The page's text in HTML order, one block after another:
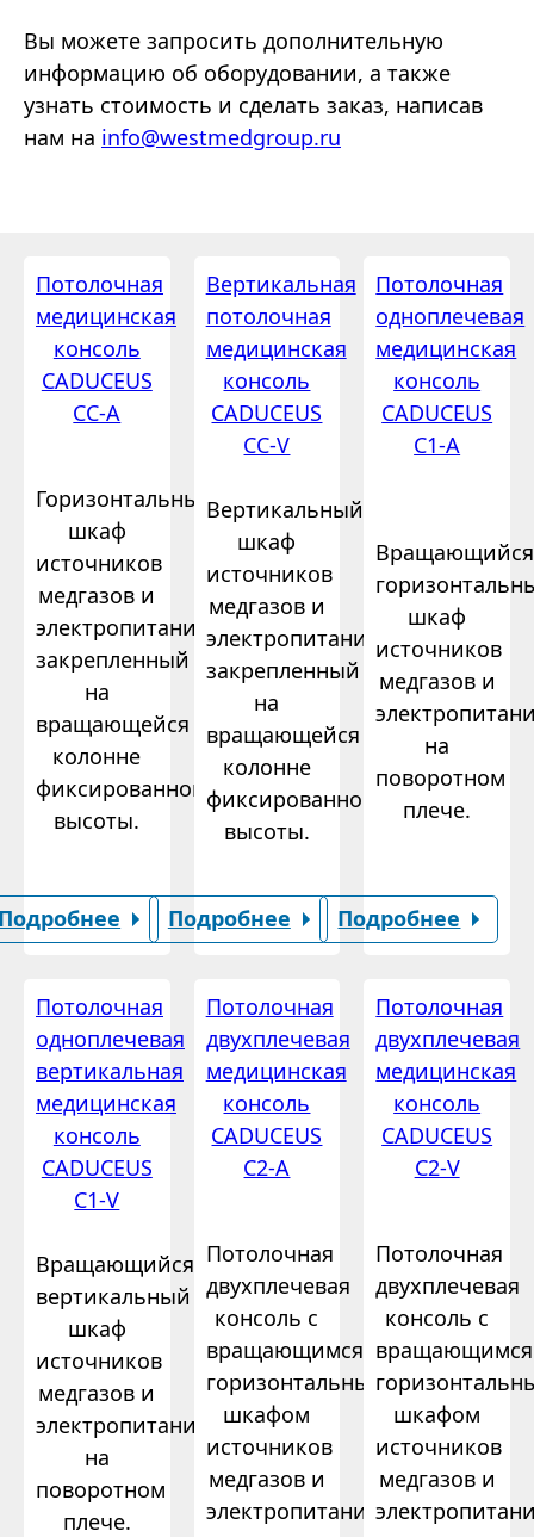
Вы можете запросить дополнительную
информацию об оборудовании, а также
узнать стоимость и сделать заказ, написав
нам на info@westmedgroup.ru
Потолочная
медицинская
консоль
CADUCEUS
CC-A
Горизонтальный
шкаф
источников
медгазов и
электропитания,
закрепленный
на
вращающейся
колонне
фиксированной
высоты.
Вертикальная
потолочная
медицинская
консоль
CADUCEUS
CC-V
Вертикальный
шкаф
источников
медгазов и
электропитания,
закрепленный
на
вращающейся
колонне
фиксированной
высоты.
Подробнее
Потолочная
одноплечевая
медицинская
консоль
CADUCEUS
C1-A
Вращающийся
шкаф
источников
медгазов и
на
поворотном
плече.
Подробнее
Потолочная
одноплечевая
вертикальная
медицинская
консоль
CADUCEUS
C1-V
Вращающийся
вертикальный
шкаф
источников
медгазов и
электропитания
на
поворотном
плече.
Потолочная
двухплечевая
медицинская
консоль
CADUCEUS
C2-A
Потолочная
двухплечевая
консоль с
вращающимся
горизонтальным
шкафом
источников
медгазов и
электропитания.
Потолочная
двухплечевая
медицинская
консоль
CADUCEUS
C2-V
Потолочная
двухплечевая
консоль с
вращающимся
шкафом
источников
медгазов и